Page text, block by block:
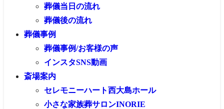
葬儀当日の流れ
葬儀後の流れ
葬儀事例
葬儀事例/お客様の声
インスタSNS動画
斎場案内
セレモニーハート西大島ホール
小さな家族葬サロンINORIE